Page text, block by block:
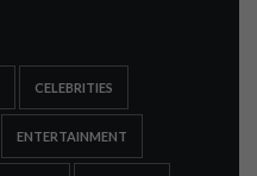
CELEBRITIES
ENTERTAINMENT